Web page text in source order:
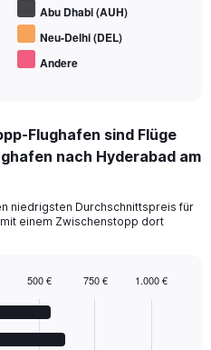
Abu Dhabi (AUH)
Neu-Delhi (DEL)
Andere
Flughafen sind Flüge
nach Hyderabad am
niedrigsten Durchschnittspreis für
einem Zwischenstopp dort
1.000 €
500 € 750 €